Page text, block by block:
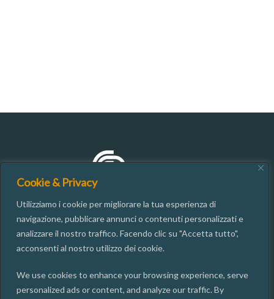
Cookie & Privacy
Utilizziamo i cookie per migliorare la tua esperienza di
navigazione, pubblicare annunci o contenuti personalizzati e
analizzare il nostro traffico. Facendo clic su "Accetta tutto",
acconsenti al nostro utilizzo dei cookie.
We use cookies to enhance your browsing experience, serve
personalized ads or content, and analyze our traffic. By
CONTATTI
06.49937667